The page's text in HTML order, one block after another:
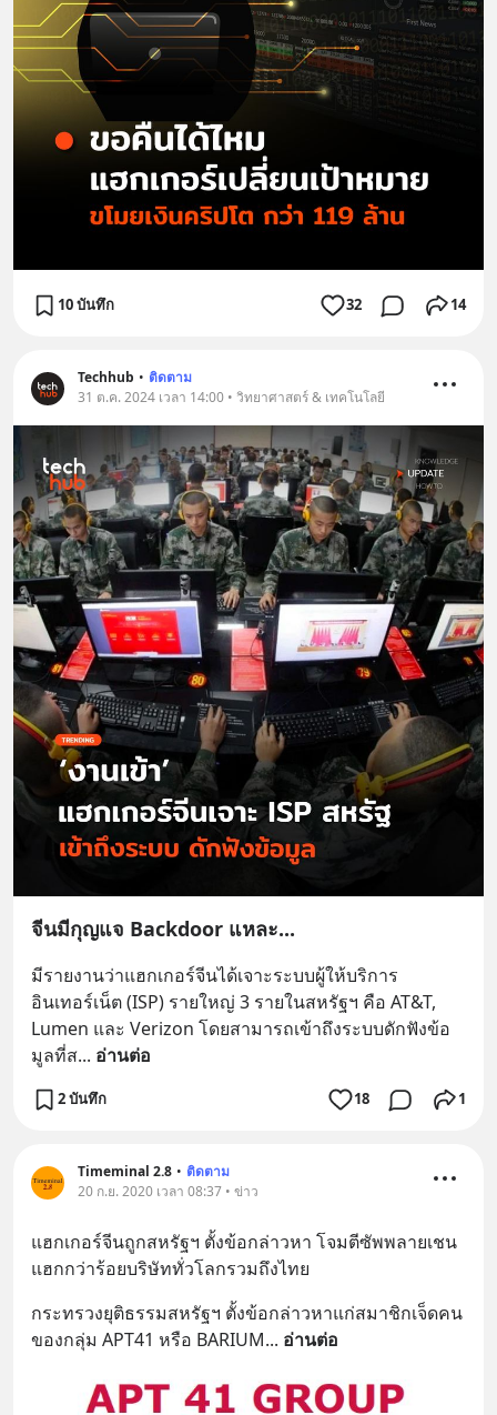
10 บันทึก 32 14
Techhub • ติดตาม
31 ต.ค. 2024 เวลา 14:00 • วิทยาศาสตร์ & เทคโนโลยี
จีนมีกุญแจ Backdoor แหละ...
มีรายงานว่าแฮกเกอร์จีนได้เจาะระบบผู้ให้บริการ
อินเทอร์เน็ต (ISP) รายใหญ่ 3 รายในสหรัฐฯ คือ AT&T,
Lumen และ Verizon โดยสามารถเข้าถึงระบบดักฟังข้อ
มูลที่ส... อ่านต่อ
2 บันทึก 18 1
Timeminal 2.8 • ติดตาม
20 ก.ย. 2020 เวลา 08:37 • ข่าว
แฮกเกอร์จีนถูกสหรัฐฯ ตั้งข้อกล่าวหา โจมตีซัพพลายเชน
แฮกกว่าร้อยบริษัททั่วโลกรวมถึงไทย
กระทรวงยุติธรรมสหรัฐฯ ตั้งข้อกล่าวหาแก่สมาชิกเจ็ดคน
ของกลุ่ม APT41 หรือ BARIUM... อ่านต่อ